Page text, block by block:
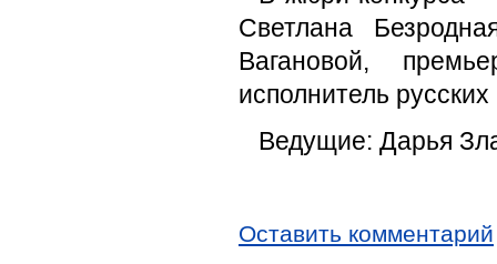
Светлана
Вагановой,
исполнитель
Ведущие: Дарья
Оставить комментарий